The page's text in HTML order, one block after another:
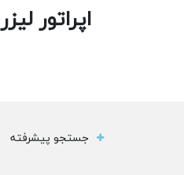
اپراتور لیزر
جستجو پیشرفته